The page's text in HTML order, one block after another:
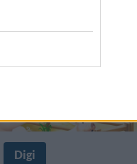
Digi